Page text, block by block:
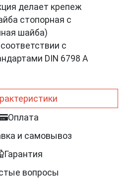
делает крепеж
стопорная с
шайба)
с
DIN 6798 A
Оплата
и самовывоз
Гарантия
вопросы